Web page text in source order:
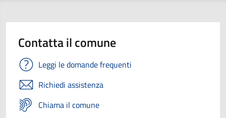
Contatta il comune
Leggi le domande frequenti
Richiedi assistenza
Chiama il comune